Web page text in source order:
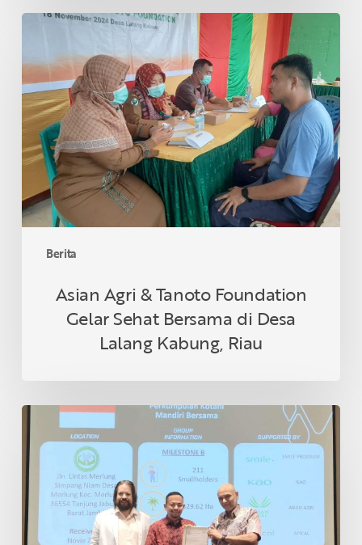
Berita
Asian
&
Tanoto
Foundation
Gelar
Sehat
Bersama
Desa
Lalang
Asian Agri & Tanoto Foundation
Gelar Sehat Bersama di Desa
Lalang Kabung, Riau
Petani
Swadaya
Indonesia
Raih
Sertifikasi
RSPO
di